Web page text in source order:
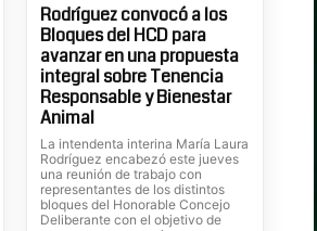
Rodríguez convocó a los
Bloques del HCD para
avanzar en una propuesta
integral sobre Tenencia
Responsable y Bienestar
Animal
La intendenta interina María Laura
Rodríguez encabezó este jueves
una reunión de trabajo con
representantes de los distintos
bloques del Honorable Concejo
Deliberante con el objetivo de